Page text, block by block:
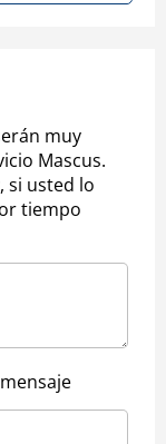
muy
Mascus.
si usted lo
tiempo